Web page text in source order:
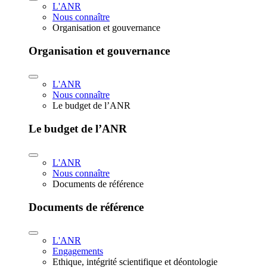
L'ANR
Nous connaître
Organisation et gouvernance
Organisation et gouvernance
L'ANR
Nous connaître
Le budget de l’ANR
Le budget de l’ANR
L'ANR
Nous connaître
Documents de référence
Documents de référence
L'ANR
Engagements
Ethique, intégrité scientifique et déontologie